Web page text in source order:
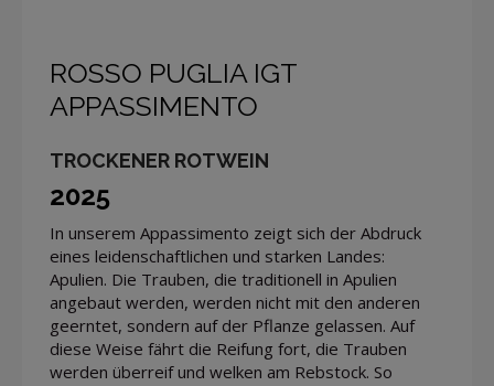
ROSSO PUGLIA IGT
APPASSIMENTO
TROCKENER ROTWEIN
2025
In unserem Appassimento zeigt sich der Abdruck
eines leidenschaftlichen und starken Landes:
Apulien. Die Trauben, die traditionell in Apulien
angebaut werden, werden nicht mit den anderen
geerntet, sondern auf der Pflanze gelassen. Auf
diese Weise fährt die Reifung fort, die Trauben
werden überreif und welken am Rebstock. So